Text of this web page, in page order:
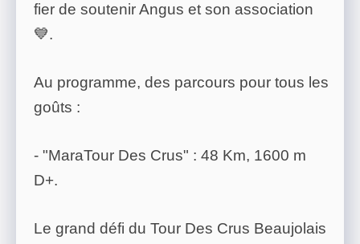
fier de soutenir Angus et son association
💙.
Au programme, des parcours pour tous les
goûts :
- "MaraTour Des Crus" : 48 Km, 1600 m
D+.
Le grand défi du Tour Des Crus Beaujolais